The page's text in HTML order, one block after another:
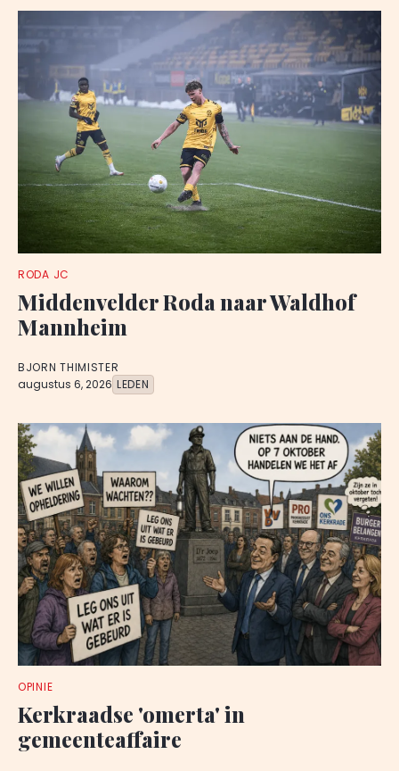
RODA JC
Middenvelder Roda naar Waldhof
Mannheim
BJORN THIMISTER
augustus 6, 2026 LEDEN
OPINIE
Kerkraadse 'omerta' in
gemeenteaffaire